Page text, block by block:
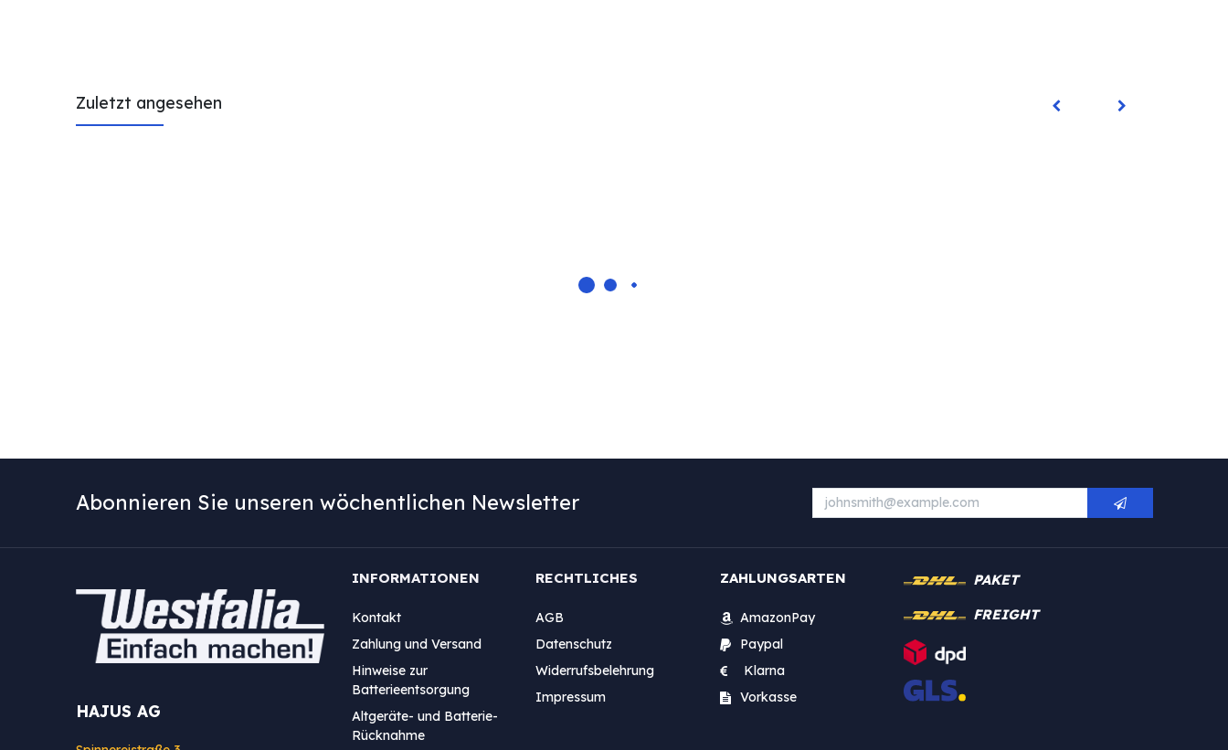
Zuletzt angesehen
Abonnieren Sie unseren wöchentlichen Newsletter
HAJUS AG
INFORMATIONEN
Kontakt
Zahlung und Versand
Hinweise zur
Batterieentsorgung
Altgeräte- und Batterie-
Rücknahme
RECHTLICHES
AGB
Datenschutz
Widerrufsbelehrung
Impressum
ZAHLUNGSARTEN
AmazonPay
Paypal
Klarna
Vorkasse
PAKET
FREIGHT